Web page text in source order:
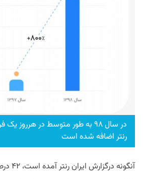
در سال ۹۸ به طور متوسط در هرروز
رنتر اضافه شده است